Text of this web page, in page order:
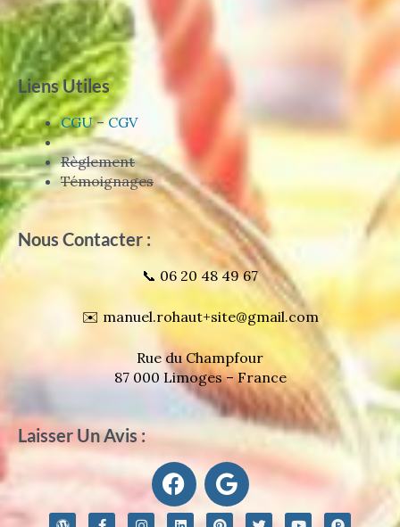
Liens Utiles
CGU–CGV
Règlement
Témoignages
Nous Contacter :
📞 06 20 48 49 67
✉️ manuel.rohaut+site@gmail.com
Rue du Champfour
87 000 Limoges – France
Laisser Un Avis :
F
a
c
G
o
o
W F I L P T Y P